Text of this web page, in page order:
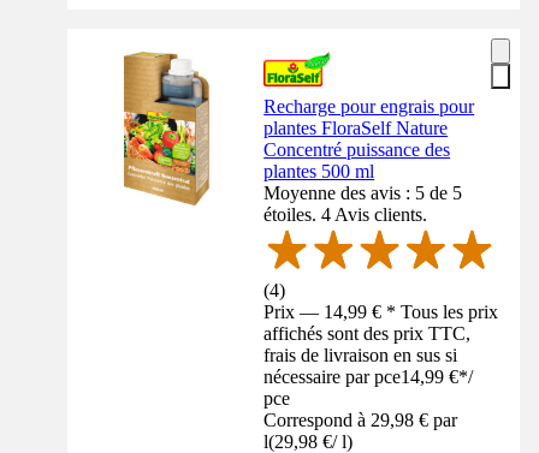
Recharge pour engrais pour
plantes FloraSelf Nature
Concentré puissance des
plantes 500 ml
Moyenne des avis : 5 de 5
étoiles. 4 Avis clients.
(4)
Prix — 14,99 € * Tous les prix
affichés sont des prix TTC,
frais de livraison en sus si
nécessaire par pce14,99 €*/
pce
Correspond à 29,98 € par
l(29,98 €/ l)